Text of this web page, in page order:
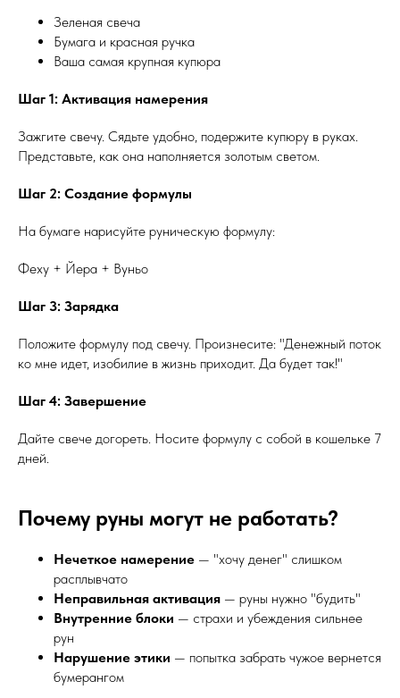
Зеленая свеча
Бумага и красная ручка
Ваша самая крупная купюра
Шаг 1: Активация намерения
Зажгите свечу. Сядьте удобно, подержите купюру в руках.
Представьте, как она наполняется золотым светом.
Шаг 2: Создание формулы
На бумаге нарисуйте руническую формулу:
Феху + Йера + Вуньо
Шаг 3: Зарядка
Положите формулу под свечу. Произнесите: "Денежный поток
ко мне идет, изобилие в жизнь приходит. Да будет так!"
Шаг 4: Завершение
Дайте свече догореть. Носите формулу с собой в кошельке 7
дней.
Почему руны могут не работать?
Нечеткое намерение — "хочу денег" слишком
расплывчато
Неправильная активация — руны нужно "будить"
Внутренние блоки — страхи и убеждения сильнее
рун
Нарушение этики — попытка забрать чужое вернется
бумерангом